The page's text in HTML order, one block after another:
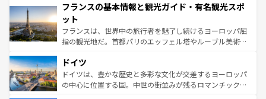
ませてくれるイタリアで、忘れられない旅をしてみよう！
なお、新着のイタリア情報は
しい。
文化が根付くこの国では、情熱的なフラメンコ、熱気あふ
れる闘牛、そして美味しいタパスが生活の一部となってい
る。首都マドリードの洗練された雰囲気や、バルセロナの
アートに溢れた街角から、地方では古代ローマ遺跡や中世
せる。地方によって風土や気候が異なるスペインはその個
性で訪れる人を魅了する。 なお、新着のスペイン情報は コ
ンテンツ一覧を参照してほしい。
フランスの基本情報と観光ガイド・有名観光スポ
ット
フランスは、世界中の旅行者を魅了し続けるヨーロッパ屈
指の観光地だ。首都パリのエッフェル塔やルーブル美術館
で、幅広い魅力が詰まっている。華麗な宮殿、歴史的な大
聖堂、美しいビーチ、そして豊かな自然が、訪れる者を心
から魅了する。また、フランスは美食の国としても知ら
ドイツ
ドイツは、豊かな歴史と多彩な文化が交差するヨーロッパ
の中心に位置する国。中世の街並みが残るロマンチック街